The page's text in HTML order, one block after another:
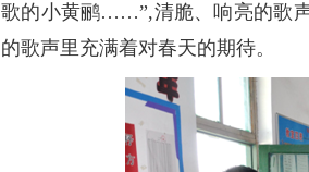
歌的小黄鹂……”,清脆、响亮的歌
的歌声里充满着对春天的期待。